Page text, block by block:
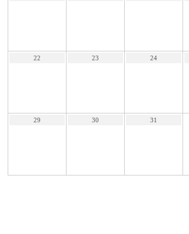
22 23 24
29 30 31